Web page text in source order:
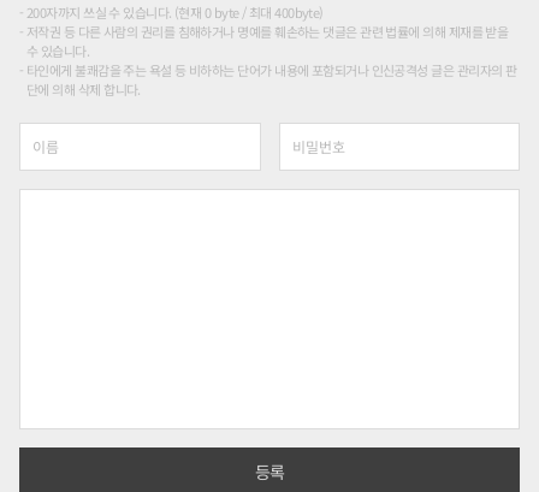
200자까지 쓰실 수 있습니다. (현재 0 byte / 최대 400byte)
저작권 등 다른 사람의 권리를 침해하거나 명예를 훼손하는 댓글은 관련 법률에 의해 제재를 받을
수 있습니다.
타인에게 불쾌감을 주는 욕설 등 비하하는 단어가 내용에 포함되거나 인신공격성 글은 관리자의 판
단에 의해 삭제 합니다.